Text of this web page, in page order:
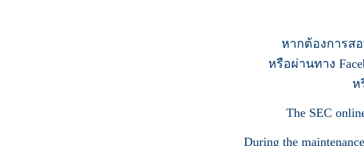
หากต้องการสอ
หรือผ่านทาง
ห
The SEC
During the